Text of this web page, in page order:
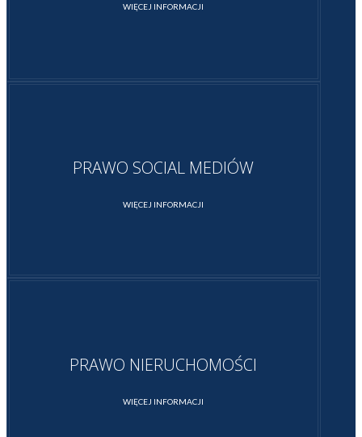
WIĘCEJ INFORMACJI
PRAWO SOCIAL MEDIÓW
WIĘCEJ INFORMACJI
PRAWO NIERUCHOMOŚCI
WIĘCEJ INFORMACJI